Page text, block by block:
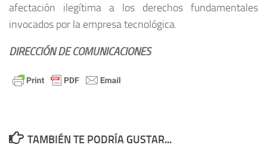
afectación ilegítima a los derechos fundamentales
invocados por la empresa tecnológica.
DIRECCIÓN DE COMUNICACIONES
TAMBIÉN TE PODRÍA GUSTAR...